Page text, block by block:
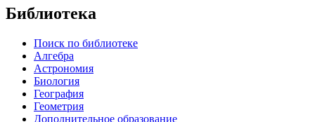
Библиотека
Поиск по библиотеке
Алгебра
Астрономия
Биология
География
Геометрия
Дополнительное образование